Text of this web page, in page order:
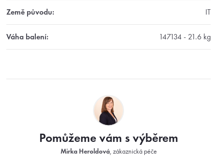
Země původu: IT
Váha balení: 147134 - 21.6 kg
Pomůžeme vám s výběrem
Mirka Heroldová, zákaznická péče